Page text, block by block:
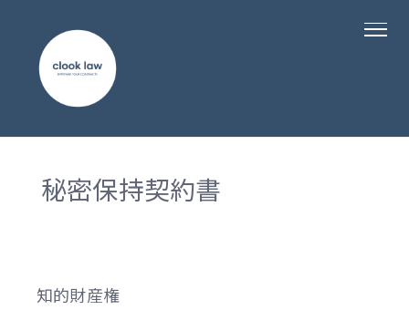
秘密保持契約書
知的財産権